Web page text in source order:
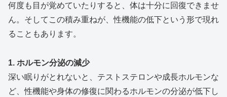
何度も目が覚めていたりすると、体は十分に回復できませ
ん。そしてこの積み重ねが、性機能の低下という形で現れ
ることもあります。
1. ホルモン分泌の減少
深い眠りがとれないと、テストステロンや成長ホルモンな
ど、性機能や身体の修復に関わるホルモンの分泌が低下し